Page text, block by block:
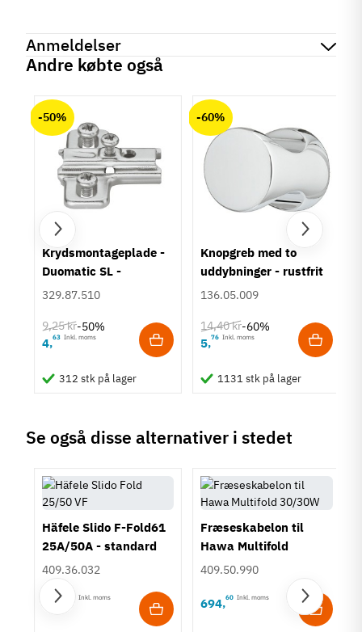
TilstandNy
Anmeldelser
Andre købte også
-50%
Krydsmontageplade -
Duomatic SL -
Euroskruer
329.87.510
9,25 kr-50%
4,63 Inkl. moms
312 stk på lager
-60%
Knopgreb med to
uddybninger - rustfrit
stål
136.05.009
14,40 kr-60%
5,76 Inkl. moms
1131 stk på lager
Se også disse alternativer i stedet
Häfele Slido F-Fold61
25A/50A - standard
409.36.032
538 Inkl. moms
Fræseskabelon til
Hawa Multifold
30/30W
409.50.990
694,60 Inkl. moms